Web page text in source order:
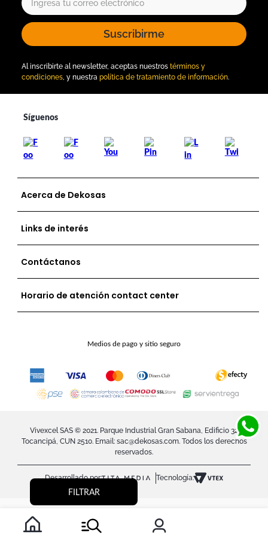
FILTRAR
Suscribirme
Al inscribirte al newsletter, aceptas nuestros términos y
condiciones, y nuestra política de tratamiento de información.
Acerca de Dekosas
Links de interés
Contáctanos
Horario de atención contact center
Medios de pago y sitio seguro
Vivexcel SAS © 2021. Parque Industrial Gran Sabana, Edificio 32
Tocancipá, CUN 2510. Email: sac@dekosas.com. Todos los derechos
reservados.
Desarrollado por: Tecnología: